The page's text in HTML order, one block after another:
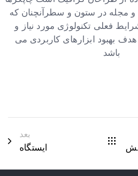
و مجله در ستون و سطرآنچنان که
فعلی تکنولوژی مورد نیاز و
هدف بهبود ابزارهای کاربردی می
باشد
بعد
ایستگاه